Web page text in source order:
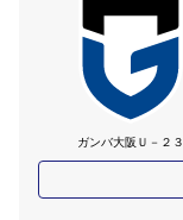
ガンバ大阪Ｕ－２３